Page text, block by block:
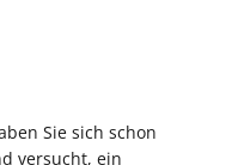
Sie sich schon
versucht, ein